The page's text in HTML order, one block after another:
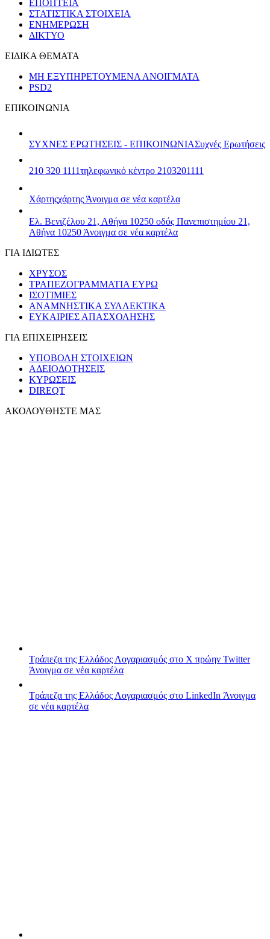
ΕΠΟΠΤΕΙΑ
ΣΤΑΤΙΣΤΙΚΑ ΣΤΟΙΧΕΙΑ
ΕΝΗΜΕΡΩΣΗ
ΔΙΚΤΥΟ
ΕΙΔΙΚΑ ΘΕΜΑΤΑ
ΜΗ ΕΞΥΠΗΡΕΤΟΥΜΕΝΑ ΑΝΟΙΓΜΑΤΑ
PSD2
ΕΠΙΚΟΙΝΩΝΙΑ
ΣΥΧΝΕΣ ΕΡΩΤΗΣΕΙΣ - ΕΠΙΚΟΙΝΩΝΙΑΣυχνές Ερωτήσεις
210 320 1111τηλεφωνικό κέντρο 2103201111
Χάρτηςχάρτης Άνοιγμα σε νέα καρτέλα
Ελ. Βενιζέλου 21, Αθήνα 10250 οδός Πανεπιστημίου 21,
Αθήνα 10250 Άνοιγμα σε νέα καρτέλα
ΓΙΑ ΙΔΙΩΤΕΣ
ΧΡΥΣΟΣ
ΤΡΑΠΕΖΟΓΡΑΜΜΑΤΙΑ ΕΥΡΩ
ΙΣΟΤΙΜΙΕΣ
ΑΝΑΜΝΗΣΤΙΚΑ ΣΥΛΛΕΚΤΙΚΑ
ΕΥΚΑΙΡΙΕΣ ΑΠΑΣΧΟΛΗΣΗΣ
ΓΙΑ ΕΠΙΧΕΙΡΗΣΕΙΣ
ΥΠΟΒΟΛΗ ΣΤΟΙΧΕΙΩΝ
ΑΔΕΙΟΔΟΤΗΣΕΙΣ
ΚΥΡΩΣΕΙΣ
DIREQT
ΑΚΟΛΟΥΘΗΣΤΕ ΜΑΣ
Τράπεζα της Ελλάδος Λογαριασμός στο X πρώην Twitter
Άνοιγμα σε νέα καρτέλα
Τράπεζα της Ελλάδος Λογαριασμός στο LinkedIn Άνοιγμα
σε νέα καρτέλα